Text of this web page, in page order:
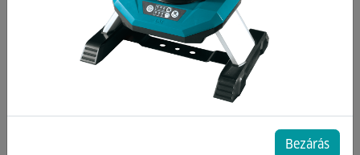
Stihl földfúrógépek
Stihl fűkaszák
Stihl fűszeglynyírók
Bezárás